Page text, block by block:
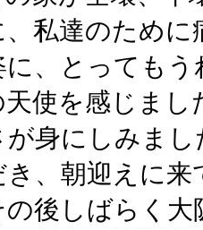
、私達のため
に、とっても
天使を感じま
が身にしみま
き、朝迎えに
の後しばらく